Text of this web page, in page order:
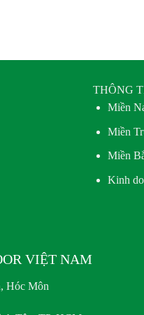
THÔNG
Miền
Miền
Miền
Kinh
VIỆT NAM
Hóc Môn